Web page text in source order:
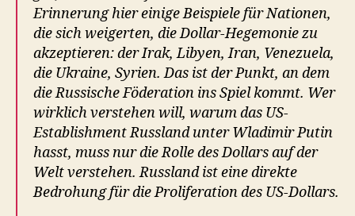
Erinnerung hier einige Beispiele für Nationen,
die sich weigerten, die Dollar-Hegemonie zu
akzeptieren: der Irak, Libyen, Iran, Venezuela,
die Ukraine, Syrien. Das ist der Punkt, an dem
die Russische Föderation ins Spiel kommt. Wer
wirklich verstehen will, warum das US-
Establishment Russland unter Wladimir Putin
hasst, muss nur die Rolle des Dollars auf der
Welt verstehen. Russland ist eine direkte
Bedrohung für die Proliferation des US-Dollars.